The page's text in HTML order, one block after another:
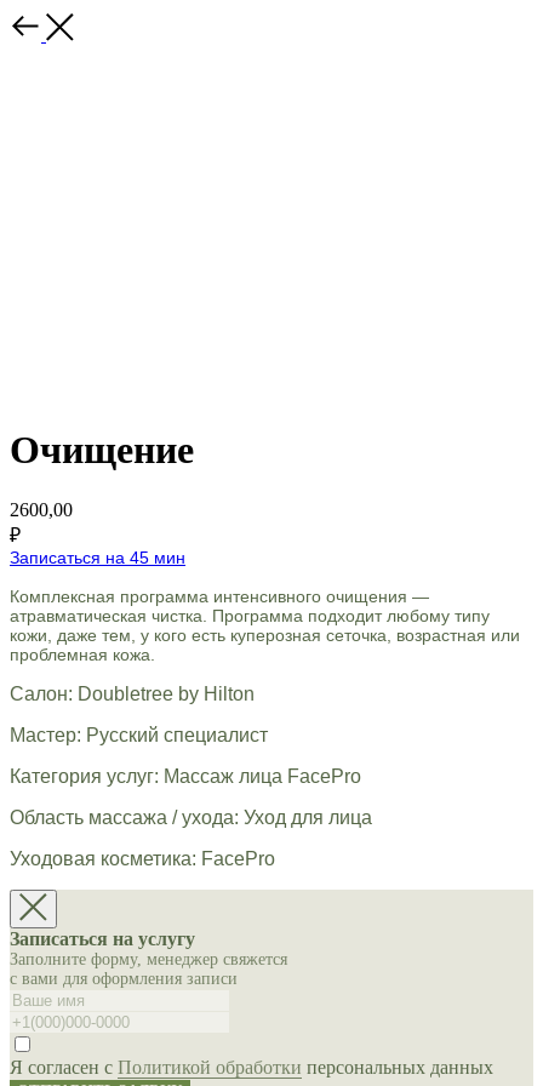
Очищение
2600,00
₽
Записаться на 45 мин
Комплексная программа интенсивного очищения —
атравматическая чистка. Программа подходит любому типу
кожи, даже тем, у кого есть куперозная сеточка, возрастная или
проблемная кожа.
Салон: Doubletree by Hilton
Мастер: Русский специалист
Категория услуг: Массаж лица FacePro
Область массажа / ухода: Уход для лица
Уходовая косметика: FacePro
Записаться на услугу
Заполните форму, менеджер свяжется
с вами для оформления записи
Я согласен с Политикой обработки персональных данных